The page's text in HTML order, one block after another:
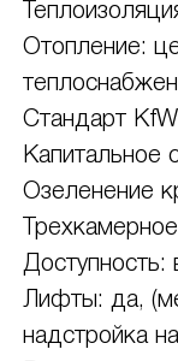
Отопление:
Стандарт
Капитальное
Озеленение
Доступность:
Лифты: да,
надстройка